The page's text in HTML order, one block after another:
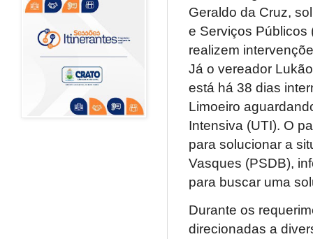
Geraldo da Cruz,
e Serviços Públicos
realizem
Já o vereador
está há 38 dias
Limoeiro
Intensiva (UTI). O
para solucionar a
Vasques (PSDB),
para buscar uma
Durante os
direcionadas a